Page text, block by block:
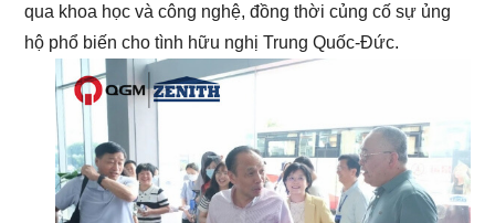
qua khoa học và công nghệ, đồng thời củng cố sự ủng
hộ phổ biến cho tình hữu nghị Trung Quốc-Đức.